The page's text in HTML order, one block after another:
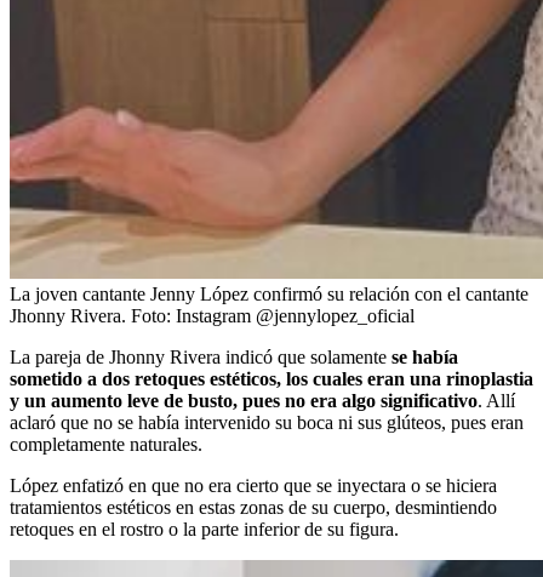
La joven cantante Jenny López confirmó su relación con el cantante
Jhonny Rivera. Foto: Instagram @jennylopez_oficial
La pareja de Jhonny Rivera indicó que solamente se había
sometido a dos retoques estéticos, los cuales eran una rinoplastia
y un aumento leve de busto, pues no era algo significativo. Allí
aclaró que no se había intervenido su boca ni sus glúteos, pues eran
completamente naturales.
López enfatizó en que no era cierto que se inyectara o se hiciera
tratamientos estéticos en estas zonas de su cuerpo, desmintiendo
retoques en el rostro o la parte inferior de su figura.